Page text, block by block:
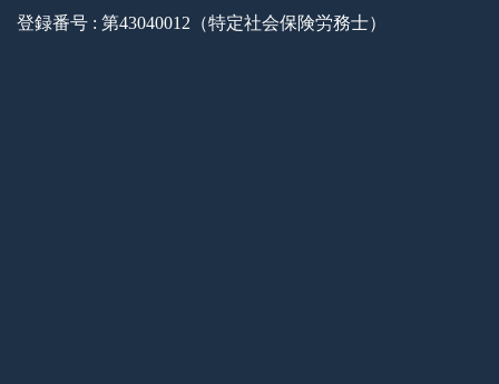
登録番号 : 第43040012（特定社会保険労務士）